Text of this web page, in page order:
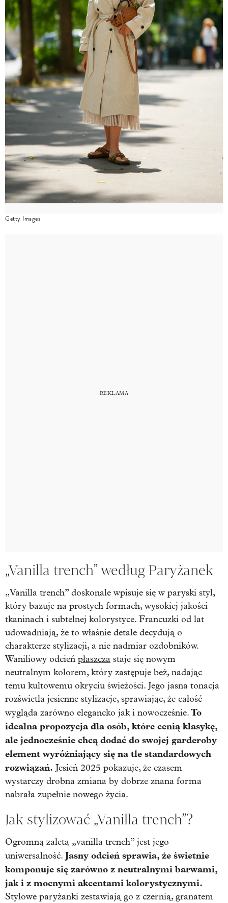
Getty Images
„Vanilla trench” według Paryżanek
„Vanilla trench” doskonale wpisuje się w paryski styl,
który bazuje na prostych formach, wysokiej jakości
tkaninach i subtelnej kolorystyce. Francuzki od lat
udowadniają, że to właśnie detale decydują o
charakterze stylizacji, a nie nadmiar ozdobników.
Waniliowy odcień płaszcza staje się nowym
neutralnym kolorem, który zastępuje beż, nadając
temu kultowemu okryciu świeżości. Jego jasna tonacja
rozświetla jesienne stylizacje, sprawiając, że całość
wygląda zarówno elegancko jak i nowocześnie.To
idealna propozycja dla osób, które cenią klasykę,
ale jednocześnie chcą dodać do swojej garderoby
element wyróżniający się na tle standardowych
rozwiązań. Jesień 2025 pokazuje, że czasem
wystarczy drobna zmiana by dobrze znana forma
nabrała zupełnie nowego życia.
Jak stylizować „Vanilla trench”?
Ogromną zaletą „vanilla trench” jest jego
uniwersalność. Jasny odcień sprawia, że świetnie
komponuje się zarówno z neutralnymi barwami,
jak i z mocnymi akcentami kolorystycznymi.
Stylowe paryżanki zestawiają go z czernią, granatem